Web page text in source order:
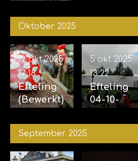
2025
vijf
07-11-2025
Oktober 2025
Efteling
(Bewerkt)
2025
12 okt 2025
17:18
Efteling
04-10-
5 okt 2025
13:22
September 2025